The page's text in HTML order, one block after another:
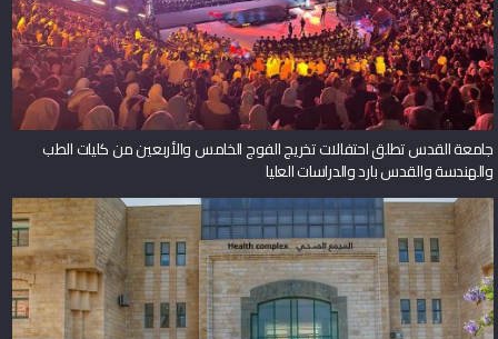
جامعة القدس تطلق احتفالات تخريج الفوج الخامس والأربعين من كليات الطب
والهندسة والقدس بارد والدراسات العليا